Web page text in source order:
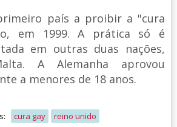
país a proibir a "cura
em 1999. A prática só é
em outras duas nações,
A Alemanha aprovou
a menores de 18 anos.
cura gay reino unido